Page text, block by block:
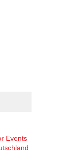
Events